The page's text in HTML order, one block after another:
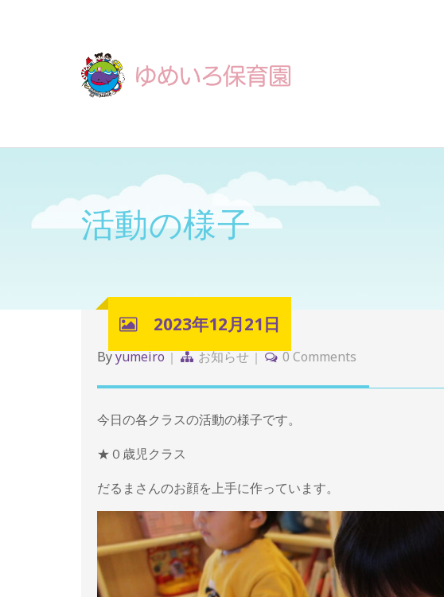
活動の様子
2023年12月21日
Byyumeiro お知らせ 0 Comments
今日の各クラスの活動の様子です。
★０歳児クラス
だるまさんのお顔を上手に作っています。